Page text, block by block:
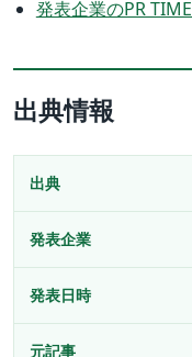
発表企業のPR
出典情報
出典
発表企業
発表日時
元記事